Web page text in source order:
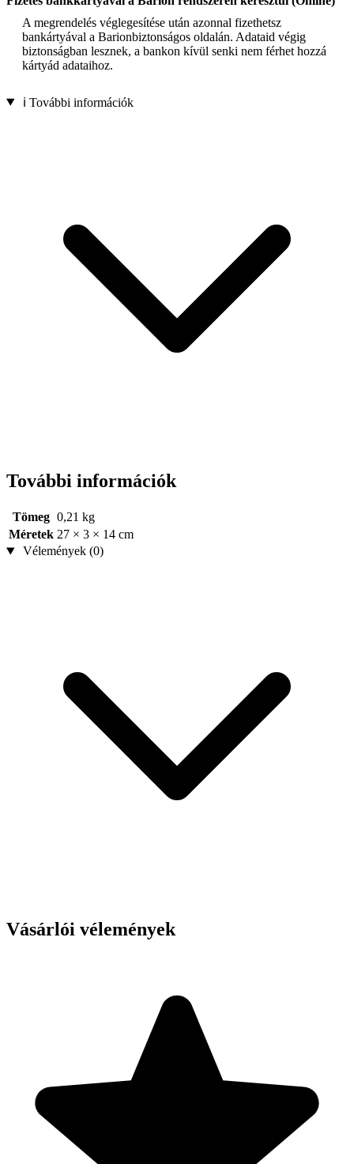
A megrendelés véglegesítése után azonnal fizethetsz
bankártyával a Barionbiztonságos oldalán. Adataid végig
biztonságban lesznek, a bankon kívül senki nem férhet hozzá
kártyád adataihoz.
ℹ️ További információk
További információk
Tömeg 0,21 kg
Méretek 27 × 3 × 14 cm
Vélemények (0)
Vásárlói vélemények